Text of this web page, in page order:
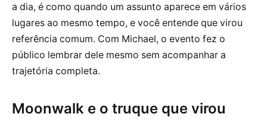
a dia, é como quando um assunto aparece em vários
lugares ao mesmo tempo, e você entende que virou
referência comum. Com Michael, o evento fez o
público lembrar dele mesmo sem acompanhar a
trajetória completa.
Moonwalk e o truque que virou